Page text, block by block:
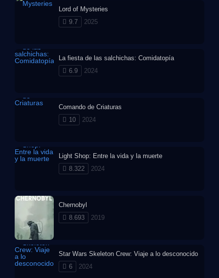
Lord of Mysteries
9.7
2025
La fiesta de las salchichas: Comidatopía
6.9
2024
Comando de Criaturas
10
2024
Light Shop: Entre la vida y la muerte
8.322
2024
Chernobyl
8.693
2019
Star Wars Skeleton Crew: Viaje a lo desconocido
6
2024